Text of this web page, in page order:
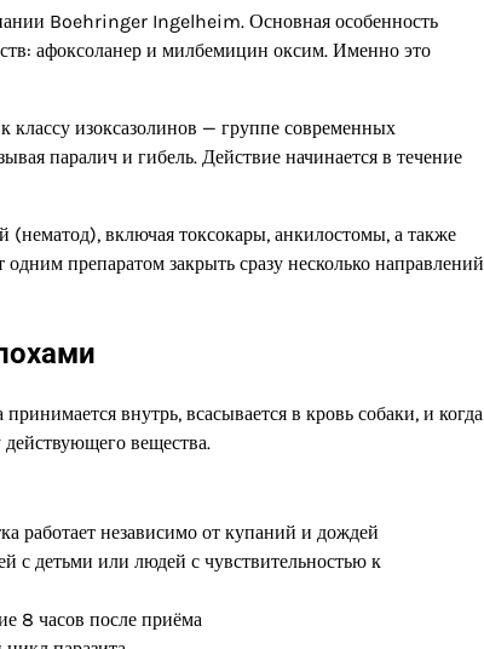
Boehringer Ingelheim. Основная особенность
афоксоланер и милбемицин оксим. Именно это
классу изоксазолинов — группе современных
паралич и гибель. Действие начинается в течение
включая токсокары, анкилостомы, а также
препаратом закрыть сразу несколько направлений
внутрь, всасывается в кровь собаки, и когда
вещества.
работает независимо от купаний и дождей
с детьми или людей с чувствительностью к
8 часов после приёма